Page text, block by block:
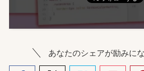
あなたのシェアが励みに